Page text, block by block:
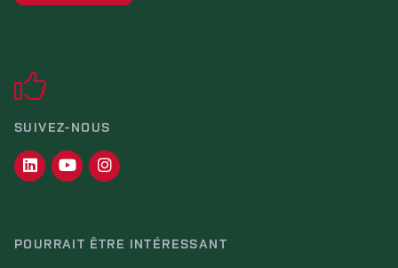
SUIVEZ-NOUS
POURRAIT ÊTRE INTÉRESSANT